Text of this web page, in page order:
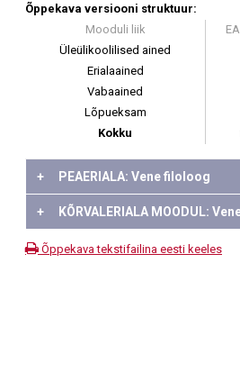
Õppekava versiooni struktuur:
Mooduli liik
Üleülikoolilised ained
Erialaained
Vabaained
Lõpueksam
Kokku
+ PEAERIALA: Vene filoloog
+ KÕRVALERIALA MOODUL:
Õppekava tekstifailina eesti keeles